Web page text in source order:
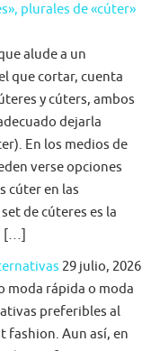
plurales de «cúter»
alude a un
que cortar, cuenta
y cúters, ambos
dejarla
En los medios de
verse opciones
cúter en las
de cúteres es la
[…]
29 julio, 2026
moda rápida o moda
preferibles al
fashion. Aun así, en